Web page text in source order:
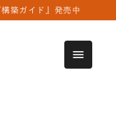
築ガイド』発売中
menu